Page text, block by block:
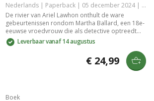
Nederlands | Paperback | 05 december 2024 | 480 pagina's | 9789029737395
De rivier van Ariel Lawhon onthult de ware
gebeurtenissen rondom Martha Ballard, een 18e-
eeuwse vroedvrouw die als detective optreedt
nadat een man dood wordt gevonden. Door haar
dagboek en kennis van dorpsgeheimen ontrafelt
ze een moordzaak en de harde realiteit voor
vrouwen in een door mannen geregeerde wereld.
Leverbaar vanaf 14 augustus
€ 24,99
Boek